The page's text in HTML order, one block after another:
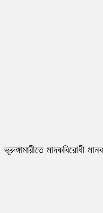
ভূরুঙ্গামারীতে মাদকবিরোধী